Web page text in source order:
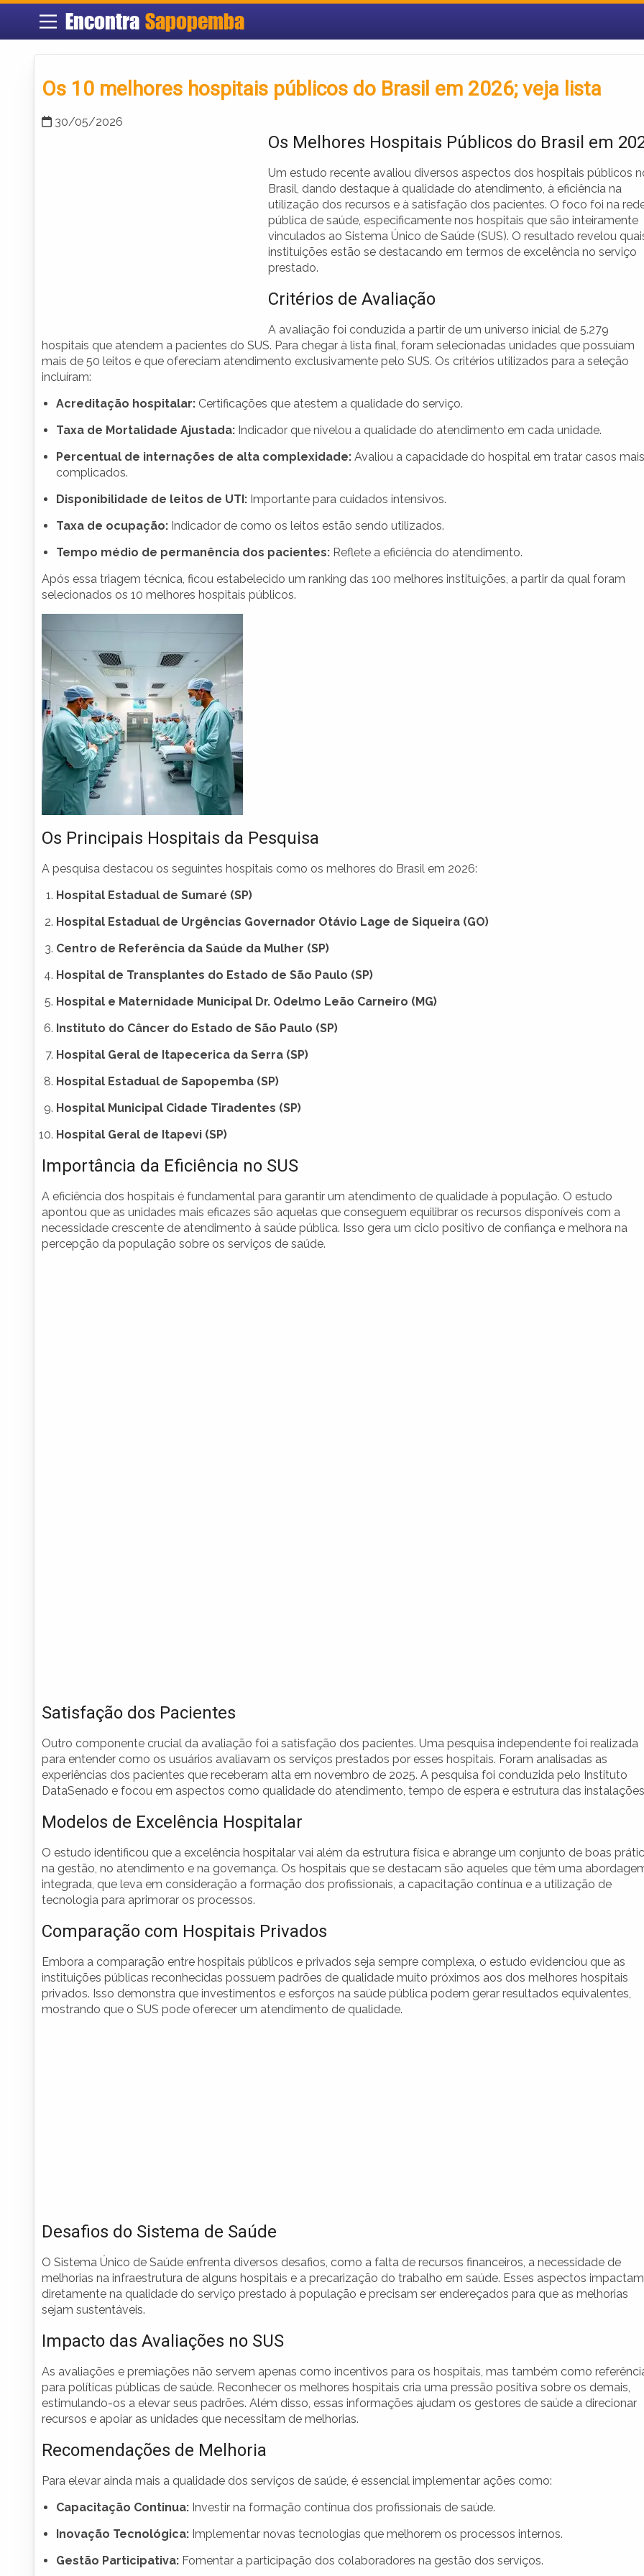
Encontra Sapopemba
Os 10 melhores hospitais públicos do Brasil em 2026; veja lista
30/05/2026
Os Melhores Hospitais Públicos do Brasil em
Um estudo recente avaliou diversos aspectos dos hospitais públicos
Brasil, dando destaque à qualidade do atendimento, à eficiência na
utilização dos recursos e à satisfação dos pacientes. O foco foi na
pública de saúde, especificamente nos hospitais que são inteiramente
vinculados ao Sistema Único de Saúde (SUS). O resultado revelou
instituições estão se destacando em termos de excelência no serviço
prestado.
Critérios de Avaliação
A avaliação foi conduzida a partir de um universo inicial de 5.279
hospitais que atendem a pacientes do SUS. Para chegar à lista final, foram selecionadas unidades que possuíam
mais de 50 leitos e que ofereciam atendimento exclusivamente pelo SUS. Os critérios utilizados para a seleção
incluíram:
Acreditação hospitalar: Certificações que atestem a qualidade do serviço.
Taxa de Mortalidade Ajustada: Indicador que nivelou a qualidade do atendimento em cada unidade.
Percentual de internações de alta complexidade: Avaliou a capacidade do hospital em tratar casos mais
complicados.
Disponibilidade de leitos de UTI: Importante para cuidados intensivos.
Taxa de ocupação: Indicador de como os leitos estão sendo utilizados.
Tempo médio de permanência dos pacientes: Reflete a eficiência do atendimento.
Após essa triagem técnica, ficou estabelecido um ranking das 100 melhores instituições, a partir da qual foram
selecionados os 10 melhores hospitais públicos.
Os Principais Hospitais da Pesquisa
A pesquisa destacou os seguintes hospitais como os melhores do Brasil em 2026:
Hospital Estadual de Sumaré (SP)
Hospital Estadual de Urgências Governador Otávio Lage de Siqueira (GO)
Centro de Referência da Saúde da Mulher (SP)
Hospital de Transplantes do Estado de São Paulo (SP)
Hospital e Maternidade Municipal Dr. Odelmo Leão Carneiro (MG)
Instituto do Câncer do Estado de São Paulo (SP)
Hospital Geral de Itapecerica da Serra (SP)
Hospital Estadual de Sapopemba (SP)
Hospital Municipal Cidade Tiradentes (SP)
Hospital Geral de Itapevi (SP)
Importância da Eficiência no SUS
A eficiência dos hospitais é fundamental para garantir um atendimento de qualidade à população. O estudo
apontou que as unidades mais eficazes são aquelas que conseguem equilibrar os recursos disponíveis com a
necessidade crescente de atendimento à saúde pública. Isso gera um ciclo positivo de confiança e melhora na
percepção da população sobre os serviços de saúde.
Satisfação dos Pacientes
Outro componente crucial da avaliação foi a satisfação dos pacientes. Uma pesquisa independente foi realizada
para entender como os usuários avaliavam os serviços prestados por esses hospitais. Foram analisadas as
experiências dos pacientes que receberam alta em novembro de 2025. A pesquisa foi conduzida pelo Instituto
DataSenado e focou em aspectos como qualidade do atendimento, tempo de espera e estrutura das
Modelos de Excelência Hospitalar
O estudo identificou que a excelência hospitalar vai além da estrutura física e abrange um conjunto de boas
na gestão, no atendimento e na governança. Os hospitais que se destacam são aqueles que têm uma
integrada, que leva em consideração a formação dos profissionais, a capacitação contínua e a utilização de
tecnologia para aprimorar os processos.
Comparação com Hospitais Privados
Embora a comparação entre hospitais públicos e privados seja sempre complexa, o estudo evidenciou que as
instituições públicas reconhecidas possuem padrões de qualidade muito próximos aos dos melhores hospitais
privados. Isso demonstra que investimentos e esforços na saúde pública podem gerar resultados equivalentes,
mostrando que o SUS pode oferecer um atendimento de qualidade.
Desafios do Sistema de Saúde
O Sistema Único de Saúde enfrenta diversos desafios, como a falta de recursos financeiros, a necessidade de
melhorias na infraestrutura de alguns hospitais e a precarização do trabalho em saúde. Esses aspectos impactam
diretamente na qualidade do serviço prestado à população e precisam ser endereçados para que as melhorias
sejam sustentáveis.
Impacto das Avaliações no SUS
As avaliações e premiações não servem apenas como incentivos para os hospitais, mas também como
para políticas públicas de saúde. Reconhecer os melhores hospitais cria uma pressão positiva sobre os demais,
estimulando-os a elevar seus padrões. Além disso, essas informações ajudam os gestores de saúde a direcionar
recursos e apoiar as unidades que necessitam de melhorias.
Recomendações de Melhoria
Para elevar ainda mais a qualidade dos serviços de saúde, é essencial implementar ações como:
Capacitação Continua: Investir na formação contínua dos profissionais de saúde.
Inovação Tecnológica: Implementar novas tecnologias que melhorem os processos internos.
Gestão Participativa: Fomentar a participação dos colaboradores na gestão dos serviços.